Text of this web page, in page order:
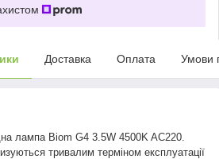
Доставка Оплата Умови
лампа Biom G4 3.5W 4500K AC220
тривалим терміном експлуатації